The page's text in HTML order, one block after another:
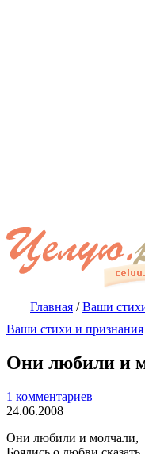
Главная /Ваши
Ваши стихи и признания
Они любили и
1 комментариев
24.06.2008
Они любили и молчали,